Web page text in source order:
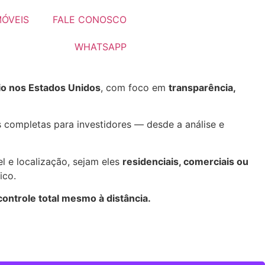
FALE CONOSCO
WHATSAPP
nos Estados Unidos, com foco em transparência,
completas para investidores — desde a análise e
e localização, sejam eles residenciais, comerciais ou
total mesmo à distância.